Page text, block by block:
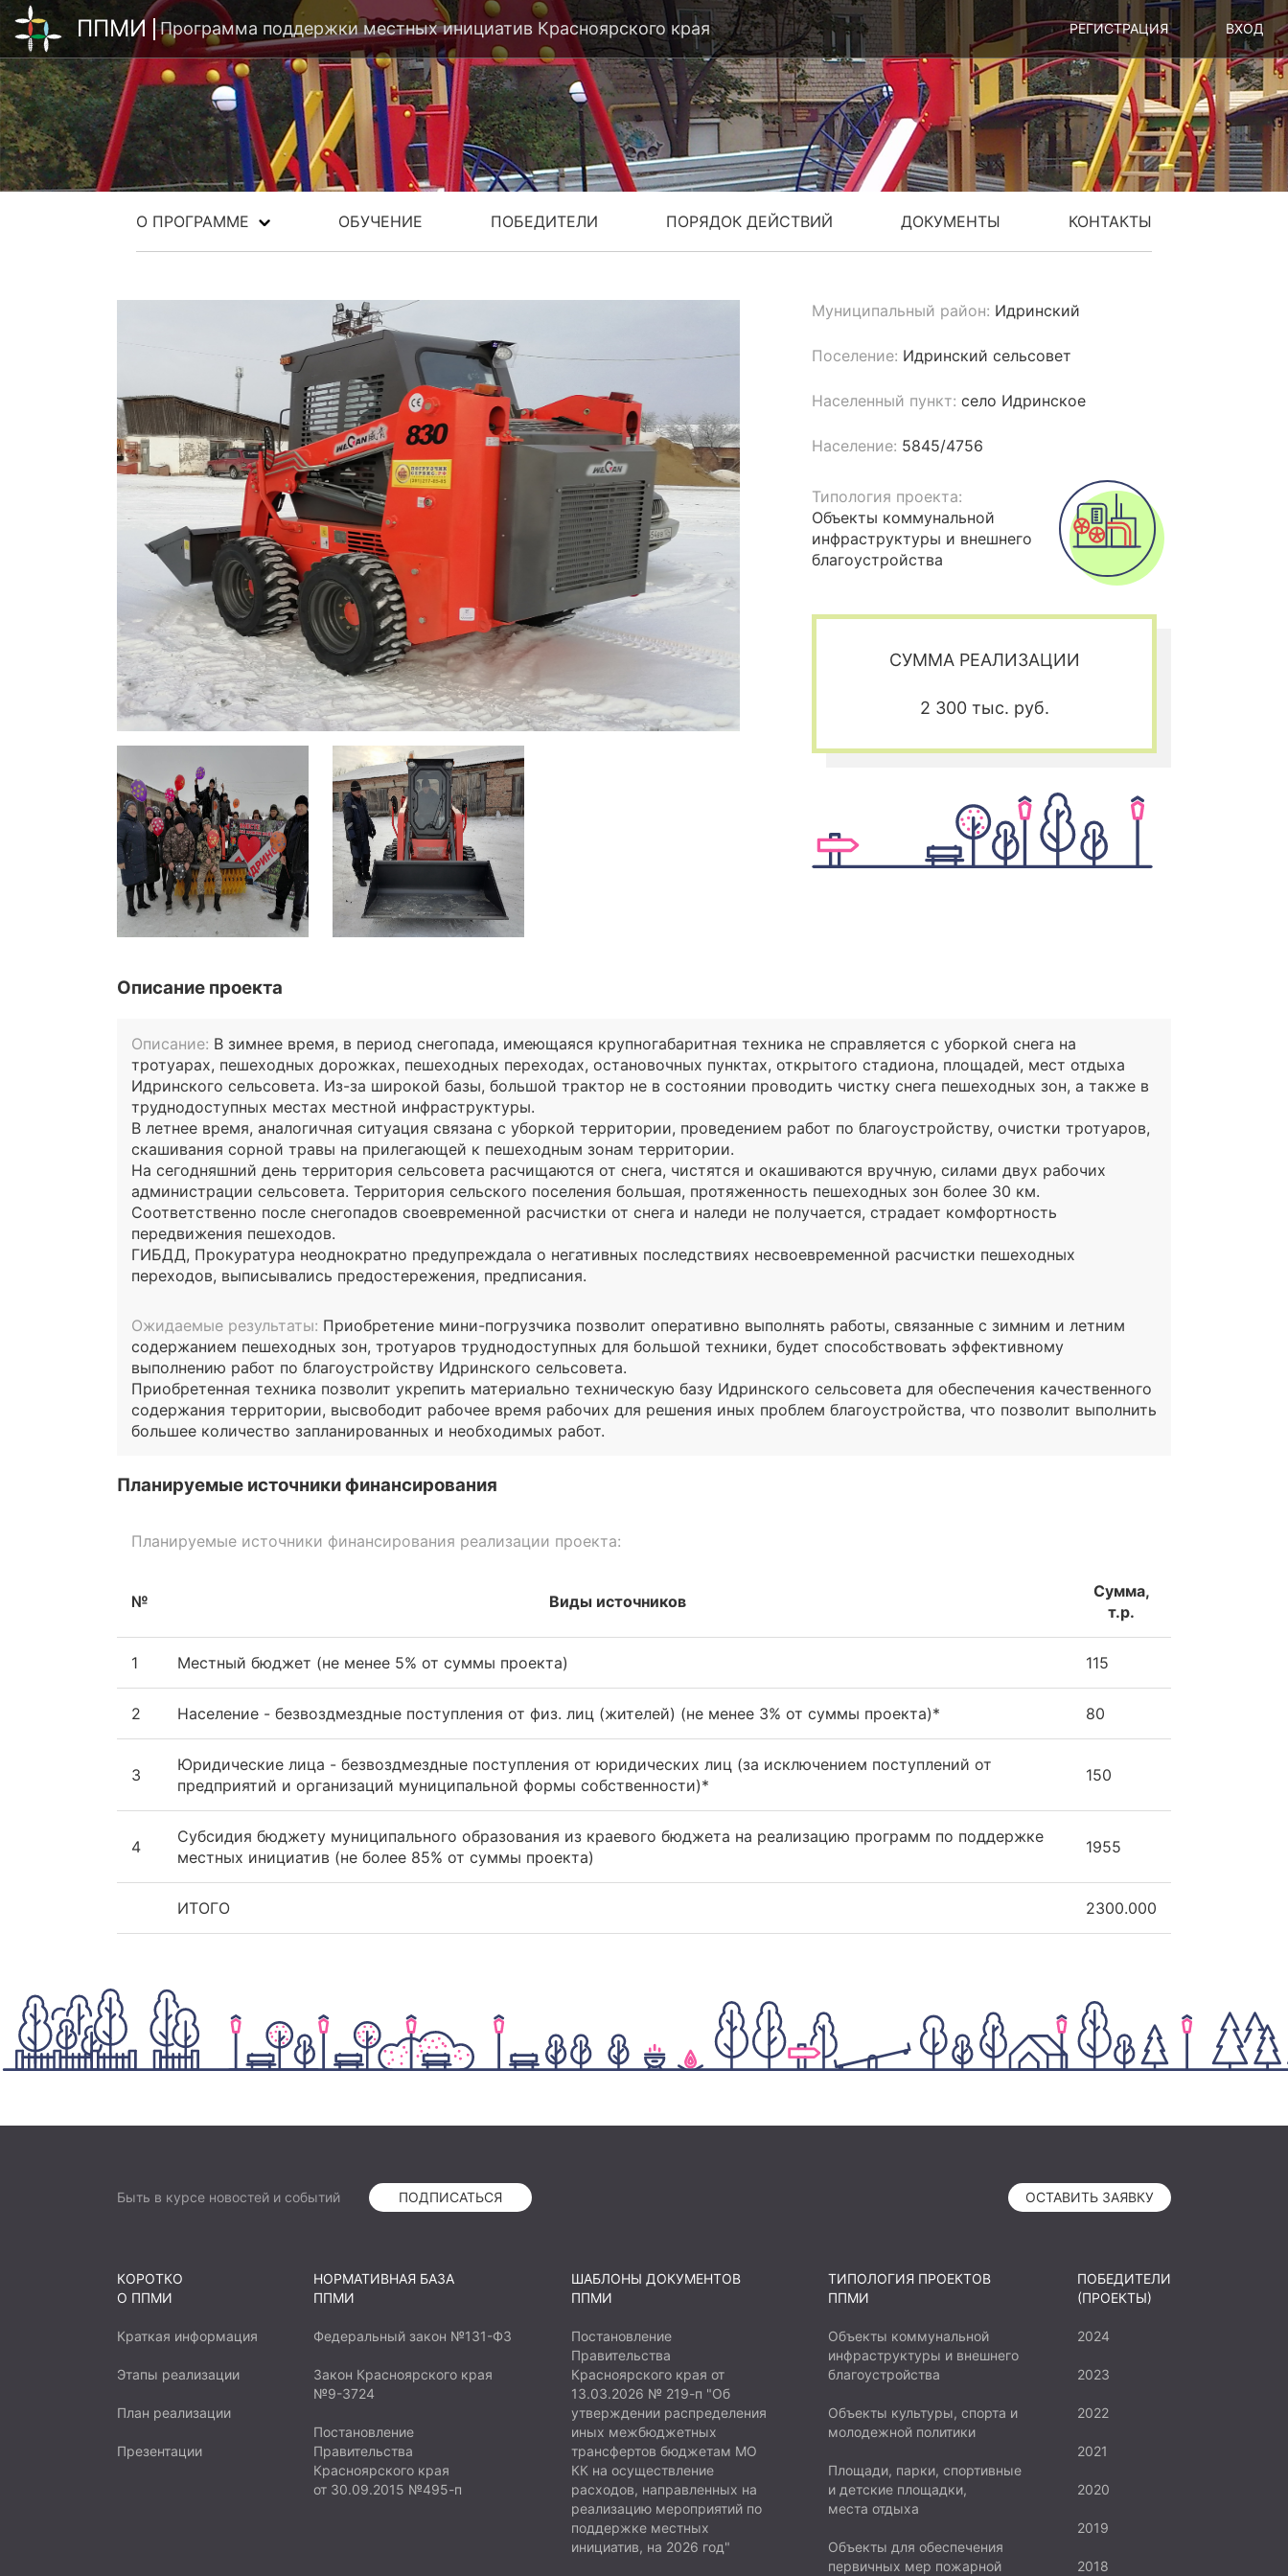
ППМИ Программа поддержки местных инициатив Красноярского края РЕГИСТРАЦИЯ ВХОД
О ПРОГРАММЕ ОБУЧЕНИЕ ПОБЕДИТЕЛИ ПОРЯДОК ДЕЙСТВИЙ ДОКУМЕНТЫ КОНТАКТЫ
Муниципальный район: Идринский
Поселение: Идринский сельсовет
Населенный пункт: село Идринское
Население: 5845/4756
Типология проекта:
Объекты коммунальной
инфраструктуры и внешнего
благоустройства
СУММА РЕАЛИЗАЦИИ
2 300 тыс. руб.
Описание проекта
Описание: В зимнее время, в период снегопада, имеющаяся крупногабаритная техника не справляется с уборкой снега на
тротуарах, пешеходных дорожках, пешеходных переходах, остановочных пунктах, открытого стадиона, площадей, мест отдыха
Идринского сельсовета. Из-за широкой базы, большой трактор не в состоянии проводить чистку снега пешеходных зон, а также в
труднодоступных местах местной инфраструктуры.
В летнее время, аналогичная ситуация связана с уборкой территории, проведением работ по благоустройству, очистки тротуаров,
скашивания сорной травы на прилегающей к пешеходным зонам территории.
На сегодняшний день территория сельсовета расчищаются от снега, чистятся и окашиваются вручную, силами двух рабочих
администрации сельсовета. Территория сельского поселения большая, протяженность пешеходных зон более 30 км.
Соответственно после снегопадов своевременной расчистки от снега и наледи не получается, страдает комфортность
передвижения пешеходов.
ГИБДД, Прокуратура неоднократно предупреждала о негативных последствиях несвоевременной расчистки пешеходных
переходов, выписывались предостережения, предписания.
Ожидаемые результаты: Приобретение мини-погрузчика позволит оперативно выполнять работы, связанные с зимним и летним
содержанием пешеходных зон, тротуаров труднодоступных для большой техники, будет способствовать эффективному
выполнению работ по благоустройству Идринского сельсовета.
Приобретенная техника позволит укрепить материально техническую базу Идринского сельсовета для обеспечения качественного
содержания территории, высвободит рабочее время рабочих для решения иных проблем благоустройства, что позволит выполнить
большее количество запланированных и необходимых работ.
Планируемые источники финансирования
Планируемые источники финансирования реализации проекта:
№ Виды источников
Сумма,
т.р.
1 Местный бюджет (не менее 5% от суммы проекта) 115
2 Население - безвоздмездные поступления от физ. лиц (жителей) (не менее 3% от суммы проекта)* 80
3
Юридические лица - безвоздмездные поступления от юридических лиц (за исключением поступлений от
предприятий и организаций муниципальной формы собственности)*
150
4
Субсидия бюджету муниципального образования из краевого бюджета на реализацию программ по поддержке
местных инициатив (не более 85% от суммы проекта)
1955
ИТОГО 2300.000
Быть в курсе новостей и событий ПОДПИСАТЬСЯ ОСТАВИТЬ ЗАЯВКУ
КОРОТКО
О ППМИ
Краткая информация
Этапы реализации
План реализации
Презентации
НОРМАТИВНАЯ БАЗА
ППМИ
Федеральный закон №131-ФЗ
Закон Красноярского края
№9-3724
Постановление
Правительства
Красноярского края
от 30.09.2015 №495-п
ШАБЛОНЫ ДОКУМЕНТОВ
ППМИ
Постановление
Правительства
Красноярского края от
13.03.2026 № 219-п "Об
утверждении распределения
иных межбюджетных
трансфертов бюджетам МО
КК на осуществление
расходов, направленных на
реализацию мероприятий по
поддержке местных
инициатив, на 2026 год"
ТИПОЛОГИЯ ПРОЕКТОВ
ППМИ
Объекты коммунальной
инфраструктуры и внешнего
благоустройства
Объекты культуры, спорта и
молодежной политики
Площади, парки, спортивные
и детские площадки,
места отдыха
Объекты для обеспечения
первичных мер пожарной
ПОБЕДИТЕЛИ
(ПРОЕКТЫ)
2024
2023
2022
2021
2020
2019
2018